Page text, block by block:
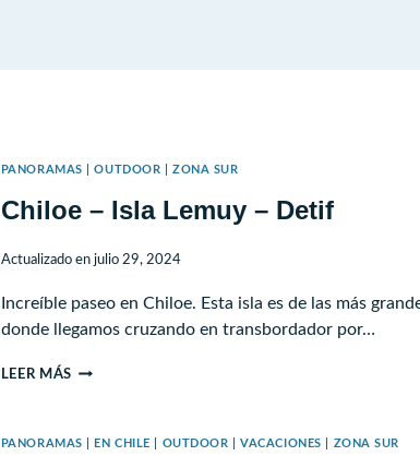
PANORAMAS |OUTDOOR |ZONA SUR
Chiloe – Isla Lemuy – Detif
Actualizado en julio 29, 2024
Increíble paseo en Chiloe. Esta isla es de las más
donde llegamos cruzando en transbordador por…
LEER MÁSCHILOE
LEMUY
PANORAMAS EN CHILE OUTDOOR |VACACIONES ZONA SUR